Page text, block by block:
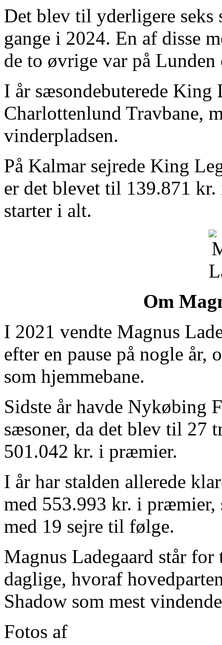
Det blev til yderligere seks
gange i 2024. En af disse
de to øvrige var på Lunden
I år sæsondebuterede King
Charlottenlund Travbane,
vinderpladsen.
På Kalmar sejrede King
er det blevet til 139.871
starter i alt.
Om
I 2021 vendte Magnus
efter en pause på nogle
som hjemmebane.
Sidste år havde Nykøbing
sæsoner, da det blev til 27
501.042 kr. i præmier.
I år har stalden allerede
med 553.993 kr. i præmier,
med 19 sejre til følge.
Magnus Ladegaard står
daglige, hvoraf
Shadow som mest
Fotos af